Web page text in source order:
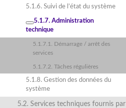
5.1.6. Suivi de l’état du système
5.1.7. Administration
technique
5.1.7.1. Démarrage / arrêt des
services
5.1.7.2. Tâches régulières
5.1.8. Gestion des données du
système
5.2. Services techniques fournis par